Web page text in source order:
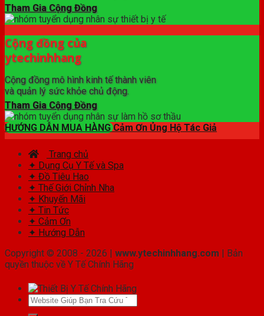
Tham Gia Cộng Đồng
Cộng đồng của
ytechinhhang
Cộng đồng mô hình kinh tế thành viên
và quản lý sức khỏe chủ động.
Tham Gia Cộng Đồng
HƯỚNG DẪN MUA HÀNG Cảm Ơn Ủng Hộ Tác Giả
Trang chủ
✦ Dụng Cụ Y Tế và Spa
✦ Đồ Tiêu Hao
✦ Thế Giới Chỉnh Nha
✦ Khuyến Mãi
✦ Tin Tức
✦ Cảm Ơn
✦ Hướng Dẫn
Copyright © 2008 - 2026 | www.ytechinhhang.com | Bản
quyền thuộc về Y Tế Chính Hãng
Tìm
kiếm: